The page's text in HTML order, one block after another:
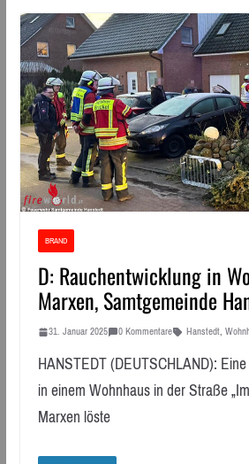
BRAND
D: Rauchentwicklung in
Marxen, Samtgemeinde
31. Januar 2025 0 Kommentare Hanstedt,
HANSTEDT (DEUTSCHLAND):
in einem Wohnhaus in der Straße
Marxen löste